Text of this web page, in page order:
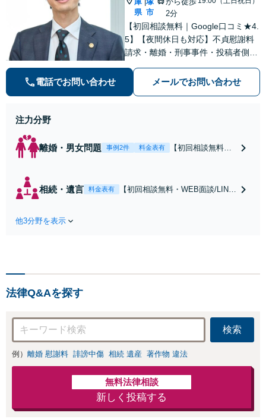
県 市
2分
【初回相談無料｜Google口コミ★4.
5】【夜間休日も対応】不貞慰謝料
請求・離婚・刑事事件・投稿者側発
数。オーダーメイドのサービスで問
題解決や事業の推進を強力にサポー
電話でお問い合わせ メールでお問い合わせ
注力分野
離婚・男女問題 事例2件 料金表有
【初回相談無料・
倫の早期解決】
相続・遺言 料金表有
【初回相談無料・WEB面談/LINE
【地域密着】
他3分野を表示
法律Q&Aを探す
検索
例） 離婚 慰謝料 誹謗中傷 相続 遺産 著作物 違法
無料法律相談
新しく投稿する